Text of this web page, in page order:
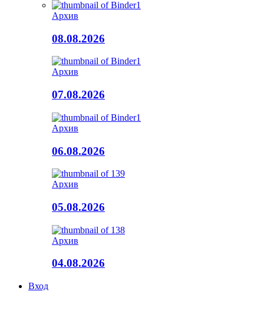
Архив
08.08.2026
Архив
07.08.2026
Архив
06.08.2026
Архив
05.08.2026
Архив
04.08.2026
Вход